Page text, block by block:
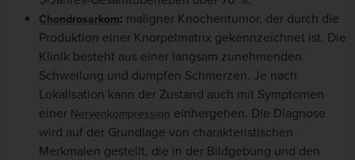
Chondrosarkom: maligner Knochentumor, der durch die
Produktion einer Knorpelmatrix gekennzeichnet ist. Die
Klinik besteht aus einer langsam zunehmenden
Schwellung und dumpfen Schmerzen. Je nach
Lokalisation kann der Zustand auch mit Symptomen
einer Nervenkompression einhergehen. Die Diagnose
wird auf der Grundlage von charakteristischen
Merkmalen gestellt, die in der Bildgebung und den